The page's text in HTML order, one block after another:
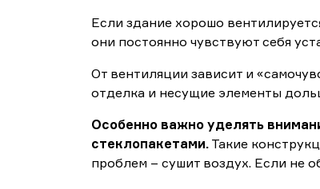
Если здание хорошо
они постоянно чувствуют себя
От вентиляции зависит и
отделка и несущие элементы
Особенно важно уделять
стеклопакетами. Такие
проблем – сушит воздух. Если не